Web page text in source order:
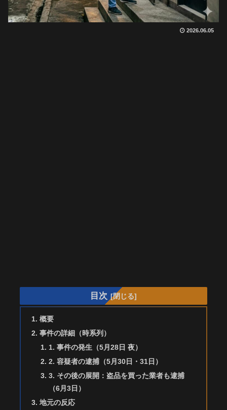
2026.06.05
目次
概要
事件の詳細（時系列）
1. 事件の発生（5月28日 夜）
2. 容疑者の逮捕（5月30日・31日）
3. その後の展開：盗品を買った業者も逮捕
（6月3日）
地元の反応